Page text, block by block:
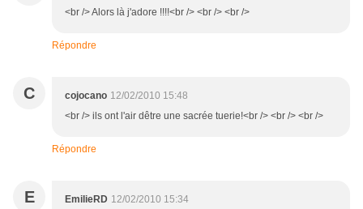
<br /> Alors là j'adore !!!!<br /> <br /> <br />
Répondre
C cojocano 12/02/2010 15:48
<br /> ils ont l'air dêtre une sacrée tuerie!<br /> <br /> <br />
Répondre
E EmilieRD 12/02/2010 15:34